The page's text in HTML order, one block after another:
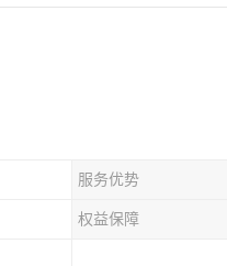
服务优势
权益保障